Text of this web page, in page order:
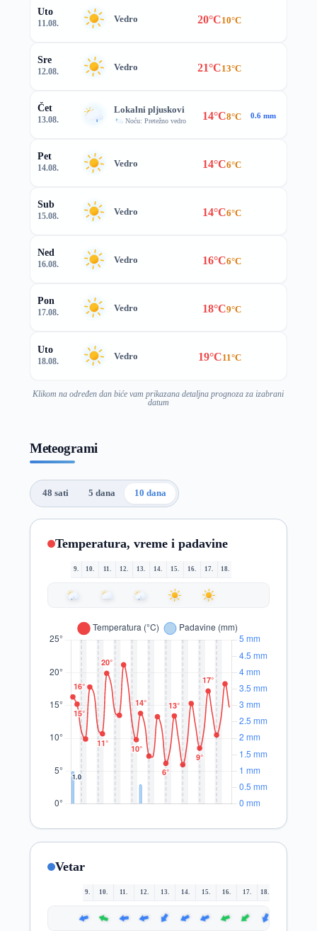
Uto
11.08. Vedro 20°C10°C
Sre
12.08. Vedro 21°C13°C
Čet
13.08.
Lokalni pljuskovi
Noću: Pretežno vedro 14°C8°C 0.6 mm
Pet
14.08. Vedro 14°C6°C
Sub
15.08. Vedro 14°C6°C
Ned
16.08. Vedro 16°C6°C
Pon
17.08. Vedro 18°C9°C
Uto
18.08. Vedro 19°C11°C
Klikom na određen dan biće vam prikazana detaljna prognoza za izabrani
datum
Meteogrami
48 sati 5 dana 10 dana
Temperatura, vreme i padavine
9. 10. 11. 12. 13. 14. 15. 16. 17. 18.
Vetar
9. 10. 11. 12. 13. 14. 15. 16. 17. 18.